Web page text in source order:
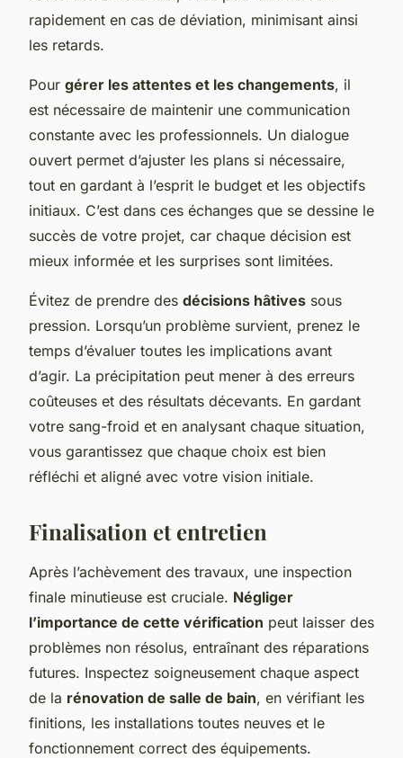
rapidement en cas de déviation, minimisant ainsi
les retards.
Pour gérer les attentes et les changements, il
est nécessaire de maintenir une communication
constante avec les professionnels. Un dialogue
ouvert permet d’ajuster les plans si nécessaire,
tout en gardant à l’esprit le budget et les objectifs
initiaux. C’est dans ces échanges que se dessine le
succès de votre projet, car chaque décision est
mieux informée et les surprises sont limitées.
Évitez de prendre des décisions hâtives sous
pression. Lorsqu’un problème survient, prenez le
temps d’évaluer toutes les implications avant
d’agir. La précipitation peut mener à des erreurs
coûteuses et des résultats décevants. En gardant
votre sang-froid et en analysant chaque situation,
vous garantissez que chaque choix est bien
réfléchi et aligné avec votre vision initiale.
Finalisation et entretien
Après l’achèvement des travaux, une inspection
finale minutieuse est cruciale. Négliger
l’importance de cette vérification peut laisser des
problèmes non résolus, entraînant des réparations
futures. Inspectez soigneusement chaque aspect
de la rénovation de salle de bain, en vérifiant les
finitions, les installations toutes neuves et le
fonctionnement correct des équipements.